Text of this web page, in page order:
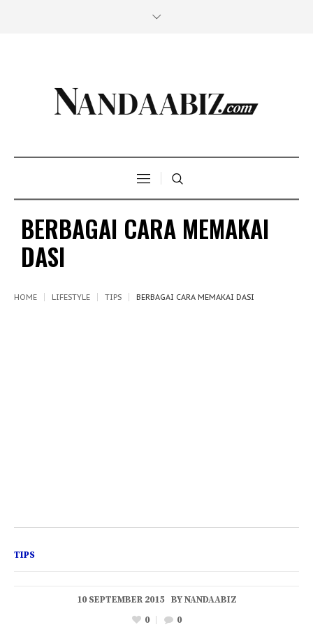
BERBAGAI CARA MEMAKAI
DASI
HOME LIFESTYLE TIPS BERBAGAI CARA MEMAKAI DASI
TIPS
10 SEPTEMBER 2015 BYNANDAABIZ
0
0